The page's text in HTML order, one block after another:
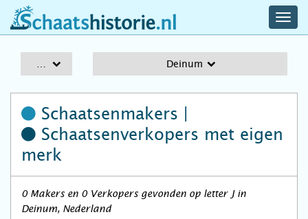
schaatshistorie.nl
Deinum
Schaatsenmakers |
Schaatsenverkopers met eigen
merk
0 Makers en 0 Verkopers gevonden op letter J in
Deinum, Nederland